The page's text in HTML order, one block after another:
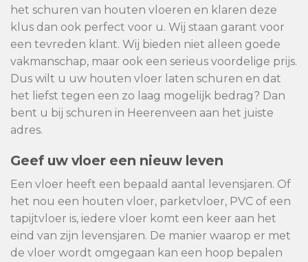
het schuren van houten vloeren en klaren deze
klus dan ook perfect voor u. Wij staan garant voor
een tevreden klant. Wij bieden niet alleen goede
vakmanschap, maar ook een serieus voordelige prijs.
Dus wilt u uw houten vloer laten schuren en dat
het liefst tegen een zo laag mogelijk bedrag? Dan
bent u bij schuren in Heerenveen aan het juiste
adres.
Geef uw vloer een nieuw leven
Een vloer heeft een bepaald aantal levensjaren. Of
het nou een houten vloer, parketvloer, PVC of een
tapijtvloer is, iedere vloer komt een keer aan het
eind van zijn levensjaren. De manier waarop er met
de vloer wordt omgegaan kan een hoop bepalen